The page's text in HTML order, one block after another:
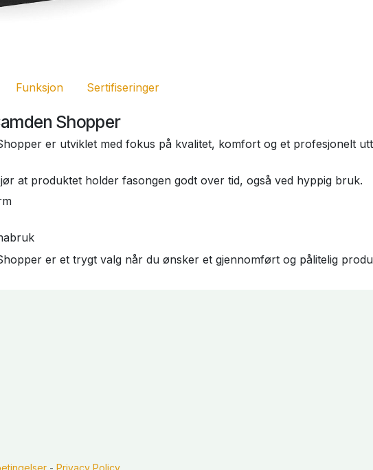
Funksjon Sertifiseringer
Shopper
er utviklet med fokus på kvalitet, komfort og et profesjonelt
at produktet holder fasongen godt over tid, også ved hyppig bruk.
er et trygt valg når du ønsker et gjennomført og pålitelig
- Privacy Policy